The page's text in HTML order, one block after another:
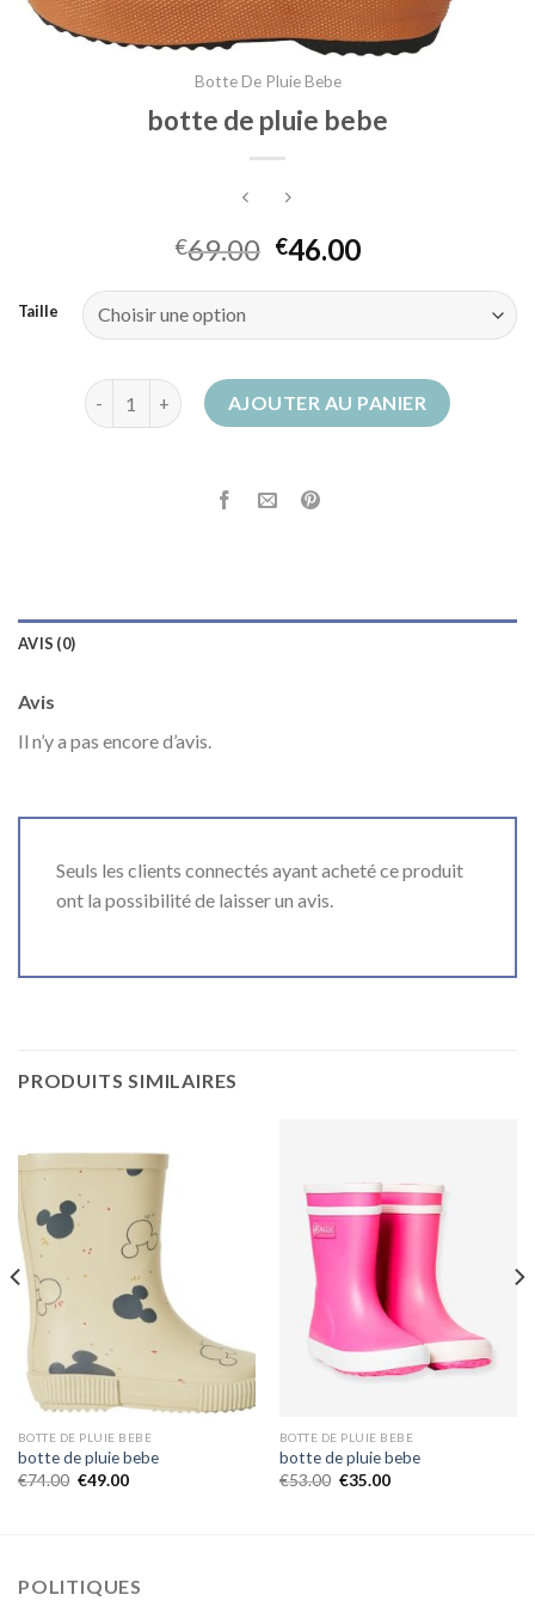
Botte De Pluie Bebe
botte de pluie bebe
€69.00 €46.00
Taille
quantité de botte de pluie bebe
AJOUTER AU PANIER
AVIS (0)
Avis
Il n’y a pas encore d’avis.
Seuls les clients connectés ayant acheté ce produit
ont la possibilité de laisser un avis.
PRODUITS SIMILAIRES
BOTTE DE PLUIE BEBE
botte de pluie bebe
€74.00 €49.00
BOTTE DE PLUIE BEBE
botte de pluie bebe
€53.00 €35.00
POLITIQUES